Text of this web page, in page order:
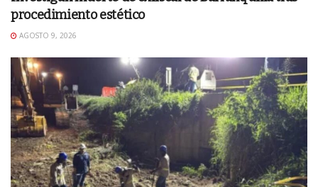
procedimiento estético
AGOSTO 9, 2026